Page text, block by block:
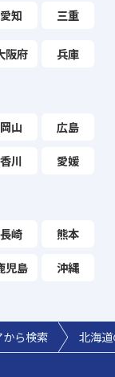
愛知 三重
阪府 兵庫
岡山 広島
香川 愛媛
長崎 熊本
児島 沖縄
から検索 北海